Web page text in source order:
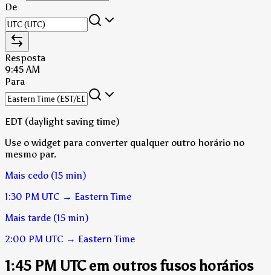
De
Resposta
9:45 AM
Para
EDT (daylight saving time)
Use o widget para converter qualquer outro horário no
mesmo par.
Mais cedo (15 min)
1:30 PM UTC → Eastern Time
Mais tarde (15 min)
2:00 PM UTC → Eastern Time
1:45 PM UTC em outros fusos horários